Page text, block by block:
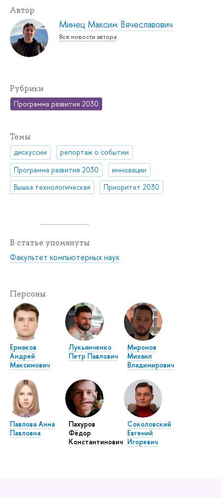
Автор
Минец Максим Вячеславович
Все новости автора
Рубрики
Программа развития 2030
Темы
дискуссии
репортаж о событии
Программа развития 2030
инновации
Вышка технологическая
Приоритет 2030
В статье упомянуты
Факультет компьютерных наук
Персоны
Ермаков
Андрей
Максимович
Лукьянченко
Петр Павлович
Миронов
Михаил
Владимирович
Павлова Анна
Павловна
Пахуров
Фёдор
Константинович
Соколовский
Евгений
Игоревич